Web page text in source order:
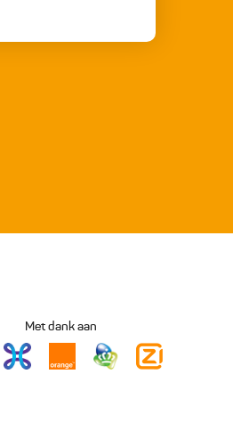
Met dank aan